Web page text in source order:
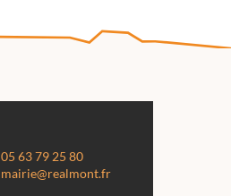
05 63 79 25 80
mairie@realmont.fr